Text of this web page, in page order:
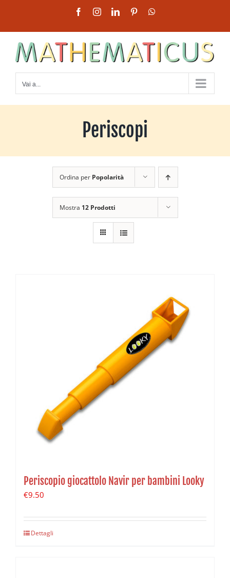
contenuto
FacebookInstagramLinkedInPinterest
Vai a...
Periscopi
Ordina per Popolarità
Mostra 12 Prodotti
Periscopio giocattolo Navir per bambini Looky
€9.50
Dettagli